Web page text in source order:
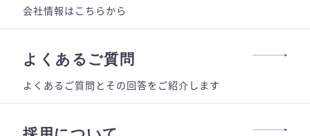
会社情報はこちらから
よくあるご質問
よくあるご質問とその回答をご紹介します